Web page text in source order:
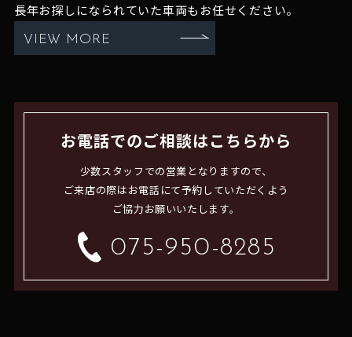
長年お探しになられていた車両もお任せください。
VIEW MORE
お電話でのご相談はこちらから
少数スタッフでの営業となりますので、
ご来店の際はお電話にて予約していただくよう
ご協力お願いいたします。
075-950-8285